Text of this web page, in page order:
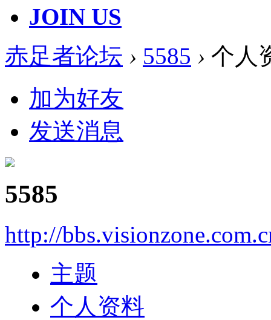
JOIN US
赤足者论坛 › 5585 › 个人
加为好友
发送消息
5585
http://
主题
个人资料